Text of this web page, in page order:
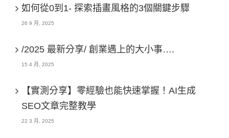
如何從0到1- 探索插畫風格的3個關鍵步驟
26 9 月, 2025
/2025 最新分享/ 創業遇上的大小事….
15 4 月, 2025
【實測分享】零經驗也能快速掌握！AI生成
SEO文章完整教學
22 3 月, 2025